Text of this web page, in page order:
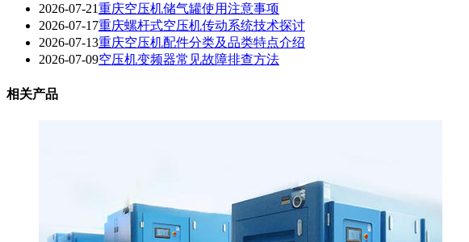
2026-07-21重庆空压机储气罐使用注意事项
2026-07-17重庆螺杆式空压机传动系统技术探讨
2026-07-13重庆空压机配件分类及品类特点介绍
2026-07-09空压机变频器常见故障排查方法
相关产品